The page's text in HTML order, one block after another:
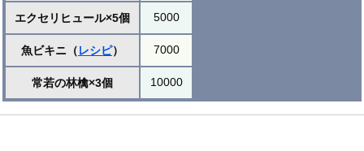
エクセリヒュール×5個 5000
魚ビキニ（レシピ） 7000
常若の林檎×3個 10000